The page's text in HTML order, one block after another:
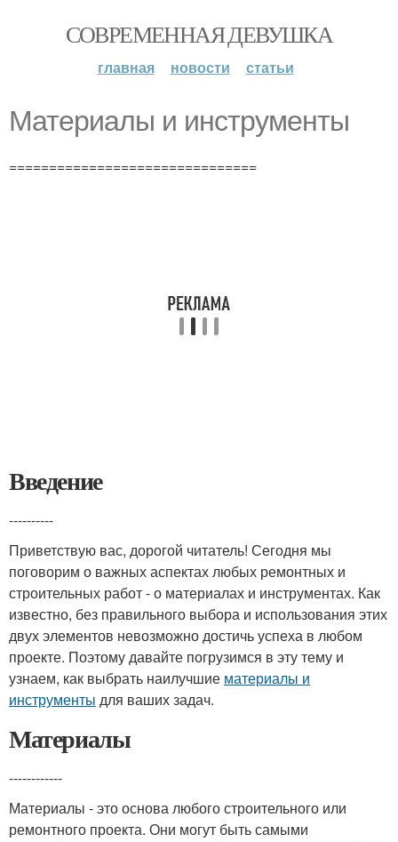
СОВРЕМЕННАЯ ДЕВУШКА
главная новости статьи
Материалы и инструменты
===============================
Введение
----------
Приветствую вас, дорогой читатель! Сегодня мы
поговорим о важных аспектах любых ремонтных и
строительных работ - о материалах и инструментах. Как
известно, без правильного выбора и использования этих
двух элементов невозможно достичь успеха в любом
проекте. Поэтому давайте погрузимся в эту тему и
узнаем, как выбрать наилучшие материалы и
инструменты для ваших задач.
Материалы
------------
Материалы - это основа любого строительного или
ремонтного проекта. Они могут быть самыми